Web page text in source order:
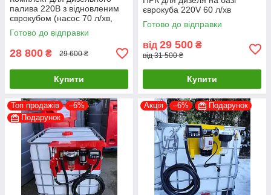
палива 220В з відновленим
єврокубом (насос 70 л/хв,
електронний лічильник,
пістолет, фільтр, шланги)
Готово до відправки
28 800 ₴ 29 600 ₴
Купити
єврокуба 220V 60 л/хв
Готово до відправки
від 29 500 ₴
від 31 500 ₴
Купити
Топ продажів
–6%
Подарунок
Акція –6% Подарунок